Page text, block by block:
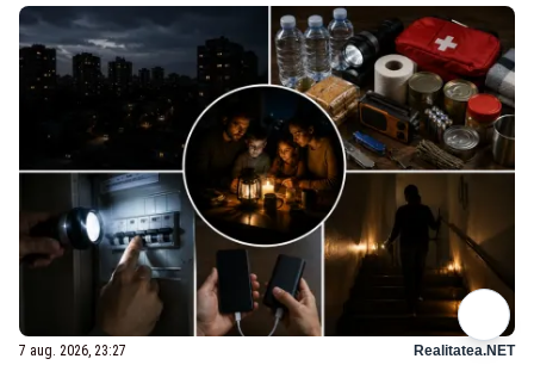
7 aug. 2026, 23:27 Realitatea.NET